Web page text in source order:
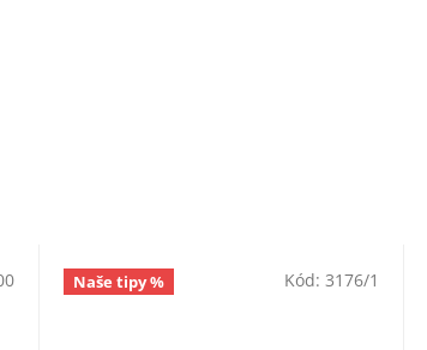
Naše tipy % Kód: 3176/1